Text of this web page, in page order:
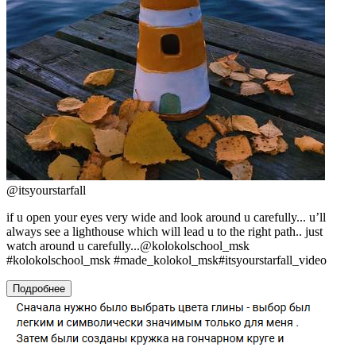
@itsyourstarfall
if u open your eyes very wide and look around u carefully... u’ll
always see a lighthouse which will lead u to the right path.. just
watch around u carefully...@kolokolschool_msk
#kolokolschool_msk #made_kolokol_msk#itsyourstarfall_video
Подробнее